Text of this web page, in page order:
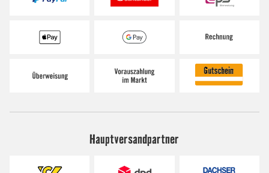
Hauptversandpartner